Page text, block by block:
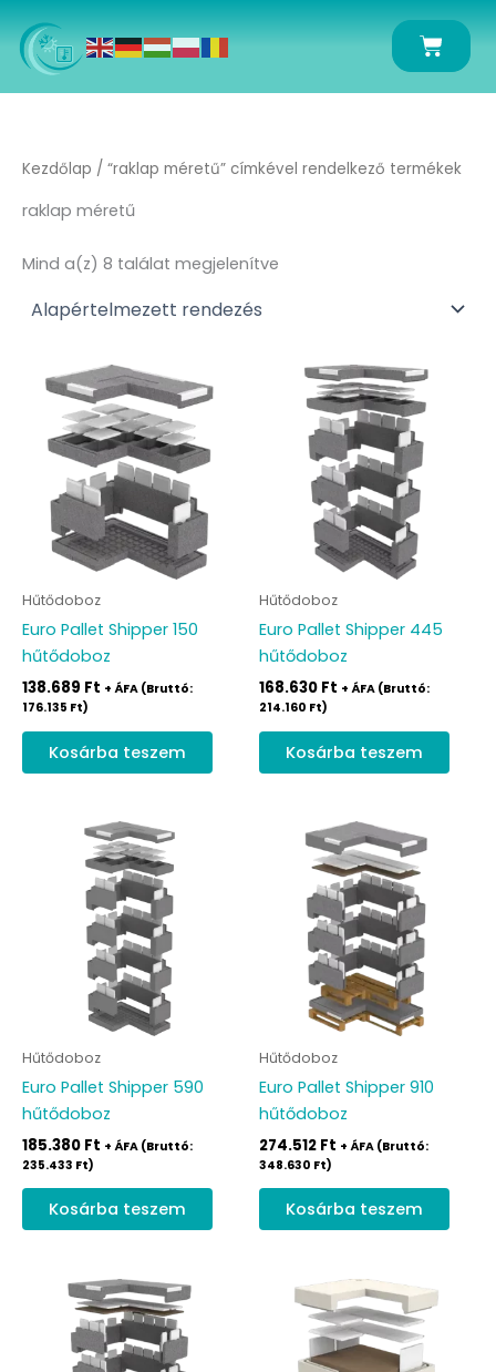
Skip
to
content
Kosár
Kezdőlap / “raklap méretű” címkével rendelkező termékek
raklap méretű
Mind a(z) 8 találat megjelenítve
Hűtődoboz
Euro Pallet Shipper 150
hűtődoboz
138.689 Ft + ÁFA (Bruttó:
176.135 Ft)
Kosárba teszem
Hűtődoboz
Euro Pallet Shipper 445
hűtődoboz
168.630 Ft + ÁFA (Bruttó:
214.160 Ft)
Kosárba teszem
Hűtődoboz
Euro Pallet Shipper 590
hűtődoboz
185.380 Ft + ÁFA (Bruttó:
235.433 Ft)
Kosárba teszem
Hűtődoboz
Euro Pallet Shipper 910
hűtődoboz
274.512 Ft + ÁFA (Bruttó:
348.630 Ft)
Kosárba teszem